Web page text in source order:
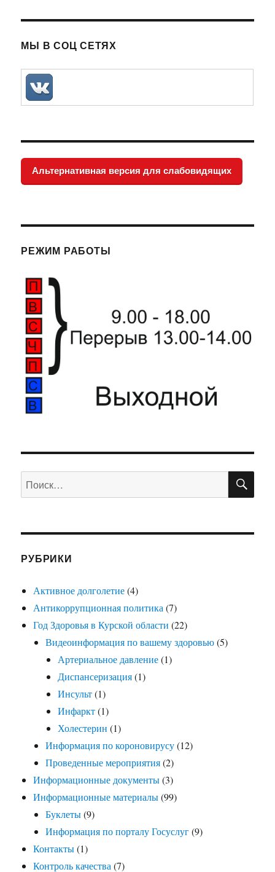
занятий.
МЫ В СОЦ СЕТЯХ
Альтернативная версия для слабовидящих
РЕЖИМ РАБОТЫ
Искать:
РУБРИКИ
Активное долголетие(4)
Антикоррупционная политика (7)
Год Здоровья в Курской области (22)
Видеоинформация по вашему здоровью(5)
Артериальное давление(1)
Диспансеризация(1)
Инсульт(1)
Инфаркт(1)
Холестерин (1)
Информация по короновирусу(12)
Проведенные мероприятия(2)
Информационные документы(3)
Информационные материалы(99)
Буклеты(9)
Информация по порталу Госуслуг(9)
Контакты(1)
Контроль качества (7)